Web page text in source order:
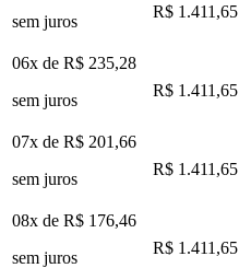
sem juros
R$ 1.411,65
06x de R$ 235,28
sem juros
R$ 1.411,65
07x de R$ 201,66
sem juros
R$ 1.411,65
08x de R$ 176,46
sem juros
R$ 1.411,65